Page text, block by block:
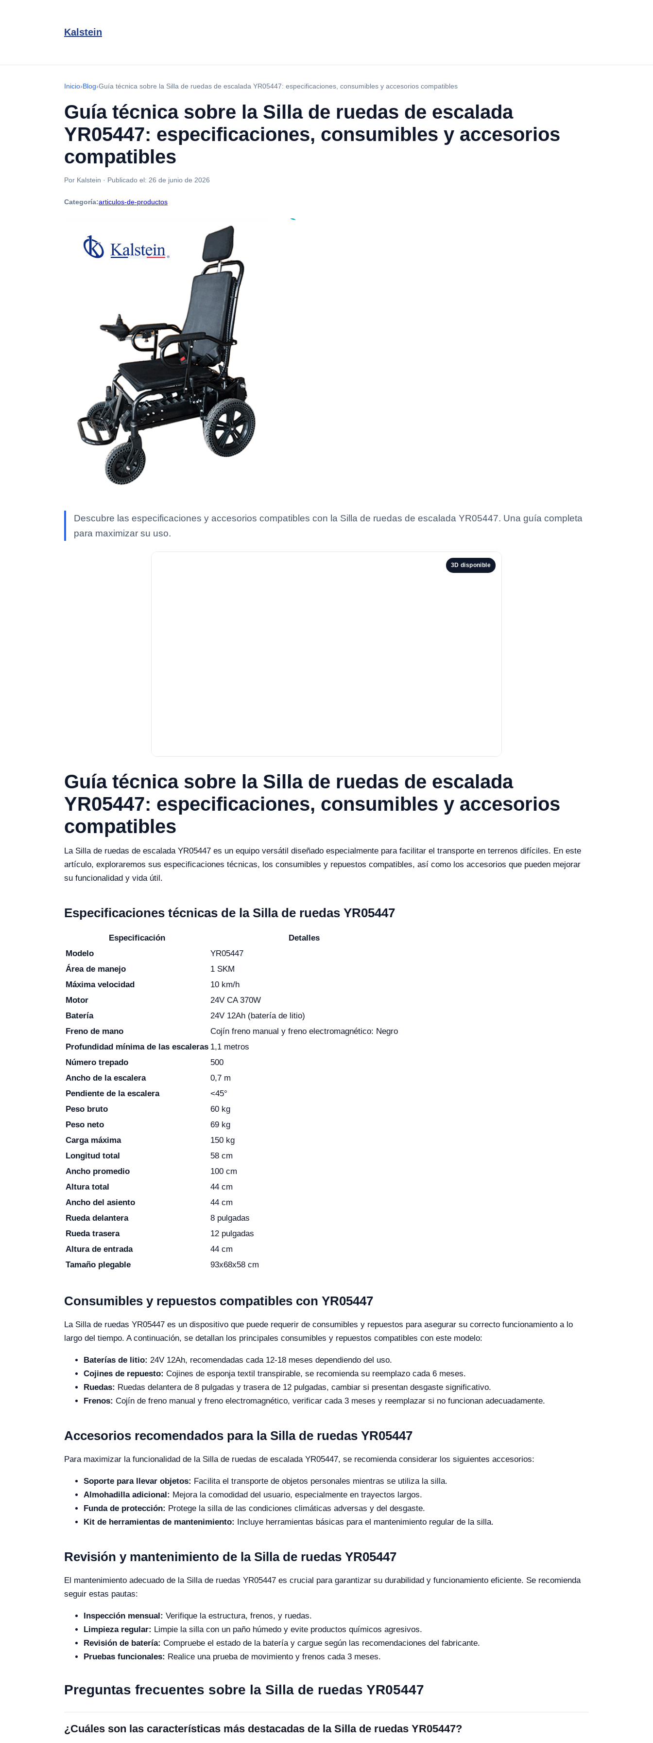
Kalstein
Inicio›Blog›Guía técnica sobre la Silla de ruedas de escalada YR05447: especificaciones, consumibles y accesorios compatibles
Guía técnica sobre la Silla de ruedas de escalada
YR05447: especificaciones, consumibles y accesorios
compatibles
Por Kalstein · Publicado el: 26 de junio de 2026
Categoría:articulos-de-productos
Descubre las especificaciones y accesorios compatibles con la Silla de ruedas de escalada YR05447. Una guía completa
para maximizar su uso.
3D disponible
Guía técnica sobre la Silla de ruedas de escalada
YR05447: especificaciones, consumibles y accesorios
compatibles
La Silla de ruedas de escalada YR05447 es un equipo versátil diseñado especialmente para facilitar el transporte en terrenos difíciles. En este
artículo, exploraremos sus especificaciones técnicas, los consumibles y repuestos compatibles, así como los accesorios que pueden mejorar
su funcionalidad y vida útil.
Especificaciones técnicas de la Silla de ruedas YR05447
Especificación
Detalles
Modelo
YR05447
Área de manejo
1 SKM
Máxima velocidad
10 km/h
Motor
24V CA 370W
Batería
24V 12Ah (batería de litio)
Freno de mano
Cojín freno manual y freno electromagnético: Negro
Profundidad mínima de las escaleras 1,1 metros
Número trepado
500
Ancho de la escalera
0,7 m
Pendiente de la escalera
<45°
Peso bruto
60 kg
Peso neto
69 kg
Carga máxima
150 kg
Longitud total
58 cm
Ancho promedio
100 cm
Altura total
44 cm
Ancho del asiento
44 cm
Rueda delantera
8 pulgadas
Rueda trasera
12 pulgadas
Altura de entrada
44 cm
Tamaño plegable
93x68x58 cm
Consumibles y repuestos compatibles con YR05447
La Silla de ruedas YR05447 es un dispositivo que puede requerir de consumibles y repuestos para asegurar su correcto funcionamiento a lo
largo del tiempo. A continuación, se detallan los principales consumibles y repuestos compatibles con este modelo:
Baterías de litio: 24V 12Ah, recomendadas cada 12-18 meses dependiendo del uso.
Cojines de repuesto: Cojines de esponja textil transpirable, se recomienda su reemplazo cada 6 meses.
Ruedas: Ruedas delantera de 8 pulgadas y trasera de 12 pulgadas, cambiar si presentan desgaste significativo.
Frenos: Cojín de freno manual y freno electromagnético, verificar cada 3 meses y reemplazar si no funcionan adecuadamente.
Accesorios recomendados para la Silla de ruedas YR05447
Para maximizar la funcionalidad de la Silla de ruedas de escalada YR05447, se recomienda considerar los siguientes accesorios:
Soporte para llevar objetos: Facilita el transporte de objetos personales mientras se utiliza la silla.
Almohadilla adicional: Mejora la comodidad del usuario, especialmente en trayectos largos.
Funda de protección: Protege la silla de las condiciones climáticas adversas y del desgaste.
Kit de herramientas de mantenimiento: Incluye herramientas básicas para el mantenimiento regular de la silla.
Revisión y mantenimiento de la Silla de ruedas YR05447
El mantenimiento adecuado de la Silla de ruedas YR05447 es crucial para garantizar su durabilidad y funcionamiento eficiente. Se recomienda
seguir estas pautas:
Inspección mensual: Verifique la estructura, frenos, y ruedas.
Limpieza regular: Limpie la silla con un paño húmedo y evite productos químicos agresivos.
Revisión de batería: Compruebe el estado de la batería y cargue según las recomendaciones del fabricante.
Pruebas funcionales: Realice una prueba de movimiento y frenos cada 3 meses.
Preguntas frecuentes sobre la Silla de ruedas YR05447
¿Cuáles son las características más destacadas de la Silla de ruedas YR05447?